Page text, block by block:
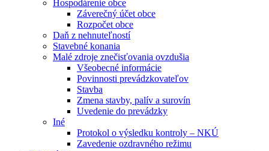
Hospodárenie obce
Záverečný účet obce
Rozpočet obce
Daň z nehnuteľností
Stavebné konania
Malé zdroje znečisťovania ovzdušia
Všeobecné informácie
Povinnosti prevádzkovateľov
Stavba
Zmena stavby, palív a surovín
Uvedenie do prevádzky
Iné
Protokol o výsledku kontroly – NKÚ
Zavedenie ozdravného režimu